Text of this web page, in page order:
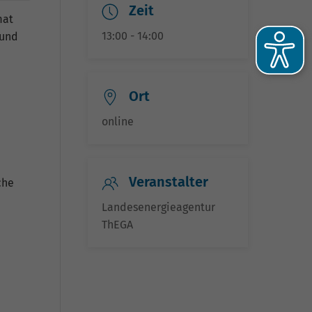
Zeit
13:00 - 14:00
Ort
online
Veranstalter
Landesenergieagentur
ThEGA